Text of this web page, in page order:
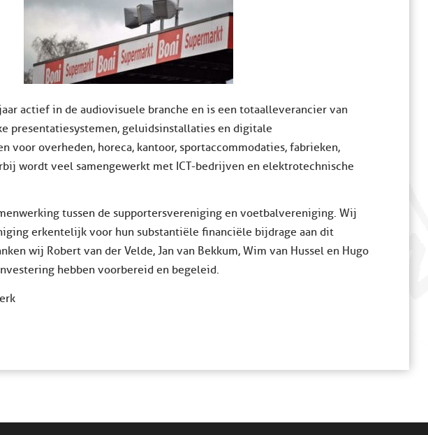
actief in de audiovisuele branche en is een totaalleverancier van
presentatiesystemen, geluidsinstallaties en digitale
voor overheden, horeca, kantoor, sportaccommodaties, fabrieken,
wordt veel samengewerkt met ICT-bedrijven en elektrotechnische
tussen de supportersvereniging en voetbalvereniging. Wij
erkentelijk voor hun substantiële financiële bijdrage aan dit
wij Robert van der Velde, Jan van Bekkum, Wim van Hussel en Hugo
hebben voorbereid en begeleid.